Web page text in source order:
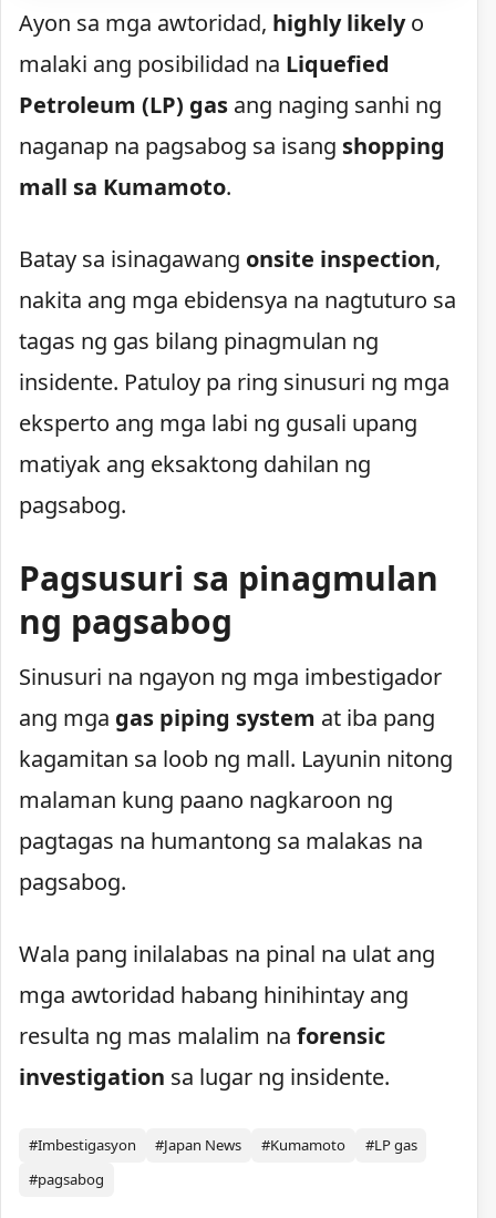
Ayon sa mga awtoridad, highly likelyo
malaki ang posibilidad na Liquefied
Petroleum (LP) gas ang naging sanhi ng
naganap na pagsabog sa isang shopping
mall sa Kumamoto.
Batay sa isinagawang onsite inspection,
nakita ang mga ebidensya na nagtuturo sa
tagas ng gas bilang pinagmulan ng
insidente. Patuloy pa ring sinusuri ng mga
eksperto ang mga labi ng gusali upang
matiyak ang eksaktong dahilan ng
pagsabog.
Pagsusuri sa pinagmulan
ng pagsabog
Sinusuri na ngayon ng mga imbestigador
ang mga gas piping system at iba pang
kagamitan sa loob ng mall. Layunin nitong
malaman kung paano nagkaroon ng
pagtagas na humantong sa malakas na
pagsabog.
Wala pang inilalabas na pinal na ulat ang
mga awtoridad habang hinihintay ang
resulta ng mas malalim na forensic
investigation sa lugar ng insidente.
#Imbestigasyon #Japan News #Kumamoto
#LP gas
#pagsabog